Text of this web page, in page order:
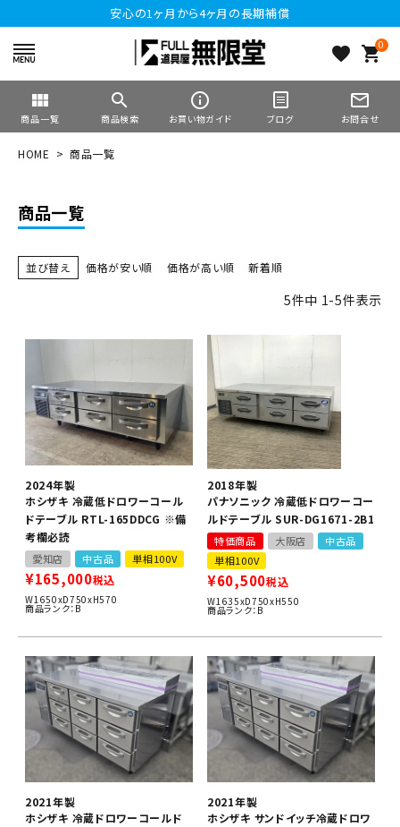
安心の1ヶ月から4ヶ月の長期補償
favorite 0
shopping_cart
view_module
商品一覧
search
商品検索
info_outline
お買い物ガイド ブログ
mail_outline
お問合せ
HOME 商品一覧
商品一覧
並び替え 価格が安い順 価格が高い順 新着順
5件中 1-5件表示
2024年製
ホシザキ 冷蔵低ドロワーコール
ドテーブル RTL-165DDCG ※備
考欄必読
愛知店 中古品 単相100V
¥165,000税込
W1650xD750xH570
商品ランク：B
2018年製
パナソニック 冷蔵低ドロワーコー
ルドテーブル SUR-DG1671-2B1
特価商品 大阪店
中古品
単相100V
¥60,500税込
W1635xD750xH550
商品ランク：B
2021年製
ホシザキ 冷蔵ドロワーコールド
2021年製
ホシザキ サンドイッチ冷蔵ドロワ